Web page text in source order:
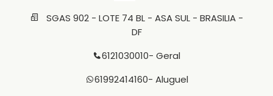
SGAS 902 - LOTE 74 BL - ASA SUL - BRASILIA -
DF
6121030010- Geral
61992414160- Aluguel